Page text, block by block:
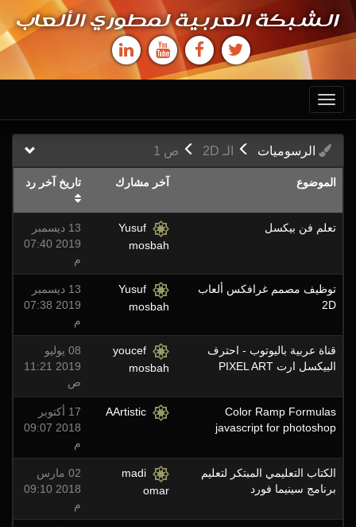
الشبكة العربية لمطوري الألعاب
Toggle
navigation
الرسوميات الـ 2D ص
الموضوع آخر مشارك تاريخ آخر رد
تعلم فن بيكسل
Yusuf
mosbah
13 ديسمبر
2019 07:40
م
توظيف مصمم غرافكس ألعاب
2D
Yusuf
mosbah
13 ديسمبر
2019 07:38
م
قناة عربية باليوتوب - احترف
البيكسل ارت PIXEL ART
youcef
mosbah
08 يوليو
2019 11:21
ص
Color Ramp Formulas
javascript for photoshop
17 أكتوبر
2018 09:07
م
الكتاب التعليمي المبتكر لتعليم
برنامج سينيما فورد
madi
omar
02 مارس
2018 09:10
م